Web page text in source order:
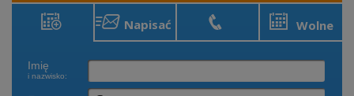
Rezerwacja
Napisać
Zadzwonić
Wolne
terminy